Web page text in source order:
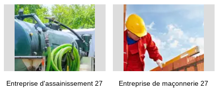
Entreprise d'assainissement 27 Entreprise de maçonnerie 27